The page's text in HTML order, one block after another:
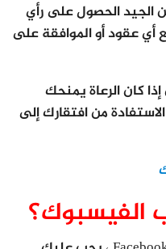
الجيد الحصول على رأي
أي عقود أو الموافقة على
كان الرعاة يمنحك
من افتقارك إلى
الفيسبوك؟